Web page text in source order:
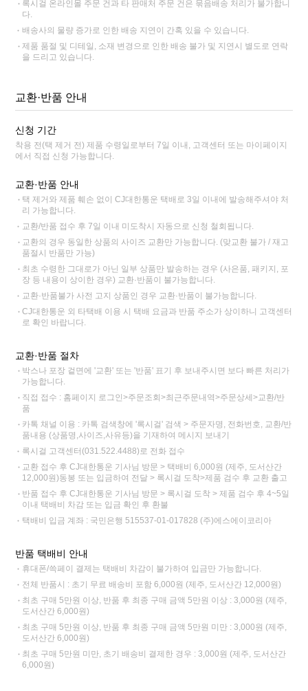
록시걸 온라인몰 주문 건과 타 판매처 주문 건은 묶음배송 처리가 불가합니
다.
배송사의 물량 증가로 인한 배송 지연이 간혹 있을 수 있습니다.
제품 품절 및 디테일, 소재 변경으로 인한 배송 불가 및 지연시 별도로 연락
을 드리고 있습니다.
교환·반품 안내
신청 기간
착용 전(택 제거 전) 제품 수령일로부터 7일 이내, 고객센터 또는 마이페이지
에서 직접 신청 가능합니다.
교환·반품 안내
택 제거와 제품 훼손 없이 CJ대한통운 택배로 3일 이내에 발송해주셔야 처
리 가능합니다.
교환/반품 접수 후 7일 이내 미도착시 자동으로 신청 철회됩니다.
교환의 경우 동일한 상품의 사이즈 교환만 가능합니다. (맞교환 불가 / 재고
품절시 반품만 가능)
최초 수령한 그대로가 아닌 일부 상품만 발송하는 경우 (사은품, 패키지, 포
장 등 내용이 상이한 경우) 교환·반품이 불가능합니다.
교환·반품불가 사전 고지 상품인 경우 교환·반품이 불가능합니다.
CJ대한통운 외 타택배 이용 시 택배 요금과 반품 주소가 상이하니 고객센터
로 확인 바랍니다.
교환·반품 절차
박스나 포장 겉면에 '교환' 또는 '반품' 표기 후 보내주시면 보다 빠른 처리가
가능합니다.
직접 접수 : 홈페이지 로그인>주문조회>최근주문내역>주문상세>교환/반
품
카톡 채널 이용 : 카톡 검색창에 '록시걸' 검색 > 주문자명, 전화번호, 교환/반
품내용 (상품명,사이즈,사유등)을 기재하여 메시지 보내기
록시걸 고객센터(031.522.4488)로 전화 접수
교환 접수 후 CJ대한통운 기사님 방문 > 택배비 6,000원 (제주, 도서산간
12,000원)동봉 또는 입금하여 전달 > 록시걸 도착>제품 검수 후 교환 출고
반품 접수 후 CJ대한통운 기사님 방문 > 록시걸 도착 > 제품 검수 후 4~5일
이내 택배비 차감 또는 입금 확인 후 환불
택배비 입금 계좌 : 국민은행 515537-01-017828 (주)에스에이코리아
반품 택배비 안내
휴대폰/쓱페이 결제는 택배비 차감이 불가하여 입금만 가능합니다.
전체 반품시 : 초기 무료 배송비 포함 6,000원 (제주, 도서산간 12,000원)
최초 구매 5만원 이상, 반품 후 최종 구매 금액 5만원 이상 : 3,000원 (제주,
도서산간 6,000원)
최초 구매 5만원 이상, 반품 후 최종 구매 금액 5만원 미만 : 3,000원 (제주,
도서산간 6,000원)
최초 구매 5만원 미만, 초기 배송비 결제한 경우 : 3,000원 (제주, 도서산간
6,000원)